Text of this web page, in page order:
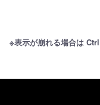
※表示が崩れる場合は